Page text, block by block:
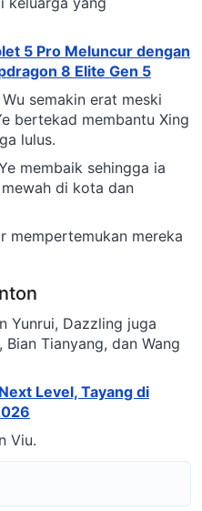
5 Pro Meluncur dengan
8 Elite Gen 5
semakin erat meski
bertekad membantu Xing
lulus.
membaik sehingga ia
di kota dan
mempertemukan mereka
Yunrui, Dazzling juga
Tianyang, dan Wang
Level, Tayang di
Viu.